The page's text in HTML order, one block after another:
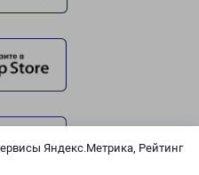
Яндекс.Метрика, Рейтинг